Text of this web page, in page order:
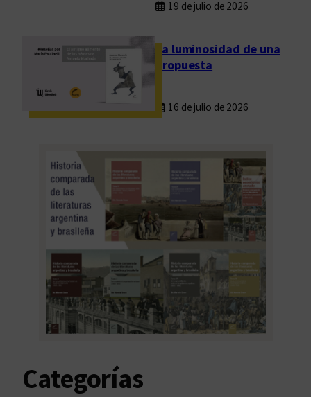
t
e
a
s
n
l
n
e
a
19 de julio de 2026
La luminosidad de una
propuesta
16 de julio de 2026
Categorías